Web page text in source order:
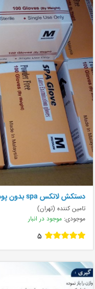
دستکش لاتکس spa بدون پودر مالزی
تامین کننده (تهران)
موجودی: موجود در انبار
5